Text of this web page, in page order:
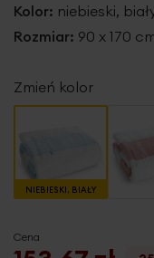
Kolor: niebieski,
Rozmiar: 90 x 170
Zmień kolor
NIEBIESKI, BIAŁY
Cena